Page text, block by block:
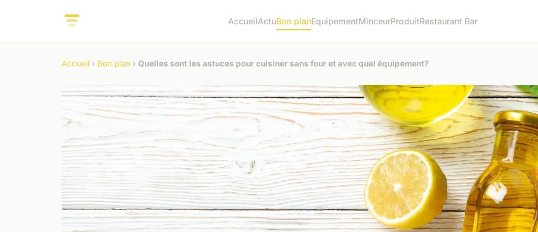
AccueilActuBon planEquipementMinceurProduitRestaurant Bar
Accueil › Bon plan › Quelles sont les astuces pour cuisiner sans four et avec quel équipement?